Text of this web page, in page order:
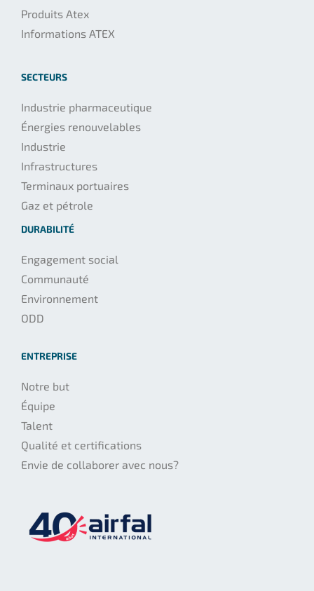
Produits Atex
Informations ATEX
SECTEURS
Industrie pharmaceutique
Énergies renouvelables
Industrie
Infrastructures
Terminaux portuaires
Gaz et pétrole
DURABILITÉ
Engagement social
Communauté
Environnement
ODD
ENTREPRISE
Notre but
Équipe
Talent
Qualité et certifications
Envie de collaborer avec nous?